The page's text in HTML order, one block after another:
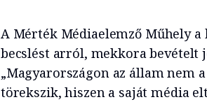
A Mérték Médiaelemző Műhely
becslést arról, mekkora bevételt
„Magyarországon az állam nem
törekszik, hiszen a saját média